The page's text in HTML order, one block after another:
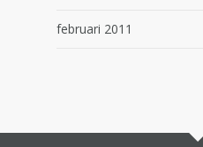
februari 2011